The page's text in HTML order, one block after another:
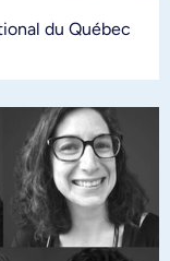
du Québec